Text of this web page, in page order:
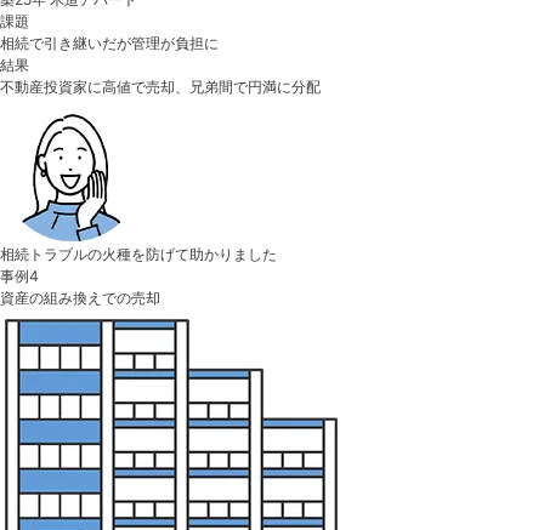
課題
相続で引き継いだが管理が負担に
結果
不動産投資家に高値で売却、兄弟間で円満に分配
相続トラブルの火種を防げて助かりました
事例4
資産の組み換えでの売却